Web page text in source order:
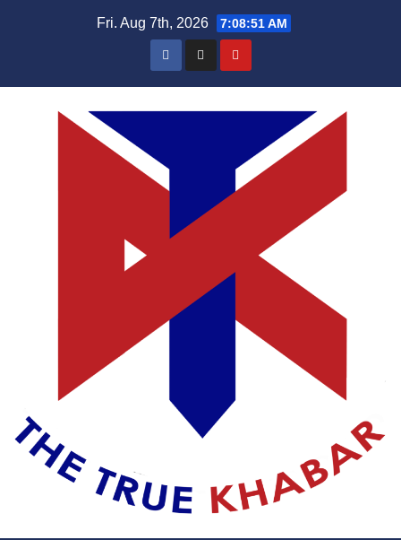
Fri. Aug 7th, 2026 7:08:52 AM